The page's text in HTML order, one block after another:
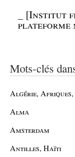
[Institut
plateforme
Mots-clés
Algérie,
Alma
Amsterdam
Antilles, Haïti